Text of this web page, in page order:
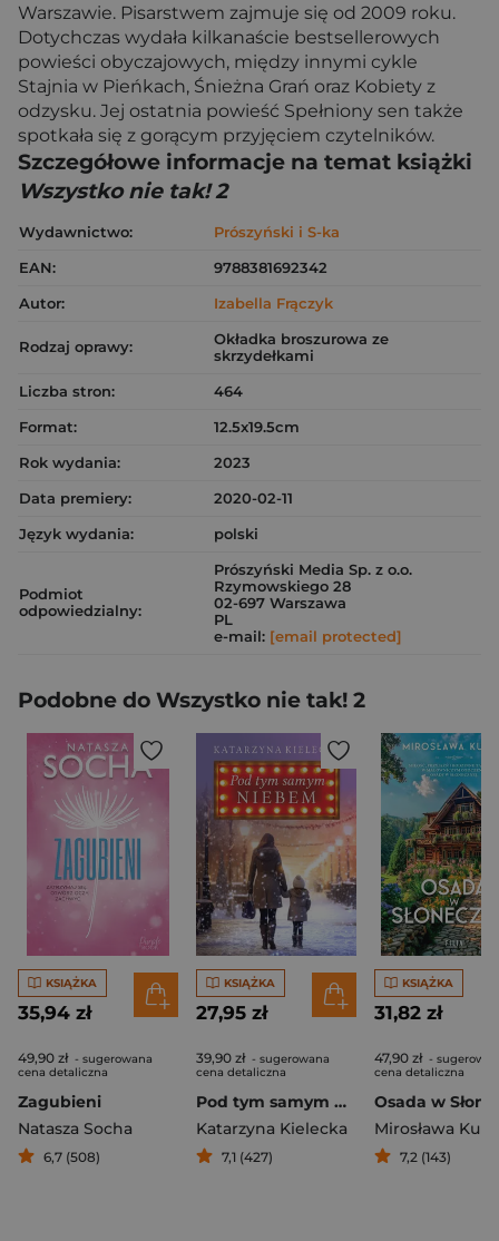
Warszawie. Pisarstwem zajmuje się od 2009 roku.
Dotychczas wydała kilkanaście bestsellerowych
powieści obyczajowych, między innymi cykle
Stajnia w Pieńkach, Śnieżna Grań oraz Kobiety z
odzysku. Jej ostatnia powieść Spełniony sen także
spotkała się z gorącym przyjęciem czytelników.
Szczegółowe informacje na temat książki
Wszystko nie tak! 2
Wydawnictwo:
Prószyński i S-ka
EAN:
9788381692342
Autor:
Izabella Frączyk
Rodzaj oprawy:
Okładka broszurowa ze
skrzydełkami
Liczba stron:
464
Format:
12.5x19.5cm
Rok wydania:
2023
Data premiery:
2020-02-11
Język wydania:
polski
Podmiot
odpowiedzialny:
Prószyński Media Sp. z o.o.
Rzymowskiego 28
02-697 Warszawa
PL
e-mail: [email protected]
Podobne do Wszystko nie tak! 2
KSIĄŻKA
35,94 zł
49,90 zł - sugerowana
cena detaliczna
Zagubieni
Natasza Socha
6,7 (508)
KSIĄŻKA
27,95 zł
39,90 zł - sugerowana
cena detaliczna
Pod tym samym niebem
Katarzyna Kielecka
7,1 (427)
KSIĄŻKA
31,82 zł
47,90 zł -
cena detaliczna
Mirosława
7,2 (143)